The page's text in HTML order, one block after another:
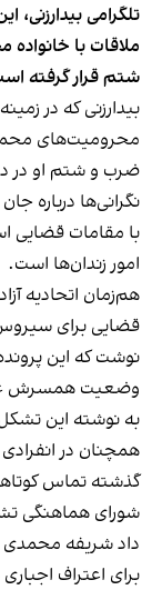
تلگرامی بیدارزنی،
ملاقات با
شتم قرار گرفته
بیدارزنی که در
محرومیت‌های
ضرب‌ و شتم او در
نگرانی‌ها درباره
با مقامات قضایی
امور زندان‌ها است.
هم‌زمان اتحادیه
قضایی برای
نوشت که این
وضعیت همسرش
به نوشته این
همچنان در
گذشته تماس
شورای هماهنگی
دادشریفه محمدی
برای اعتراف